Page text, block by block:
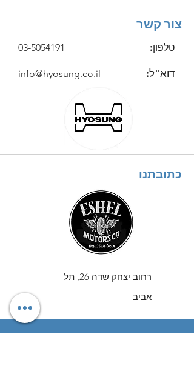
צור קשר
03-5054191
info@hyosung.co.il
טלפון:
דוא"ל:
כתובתנו
רחוב יצחק שדה 26, תל
אביב